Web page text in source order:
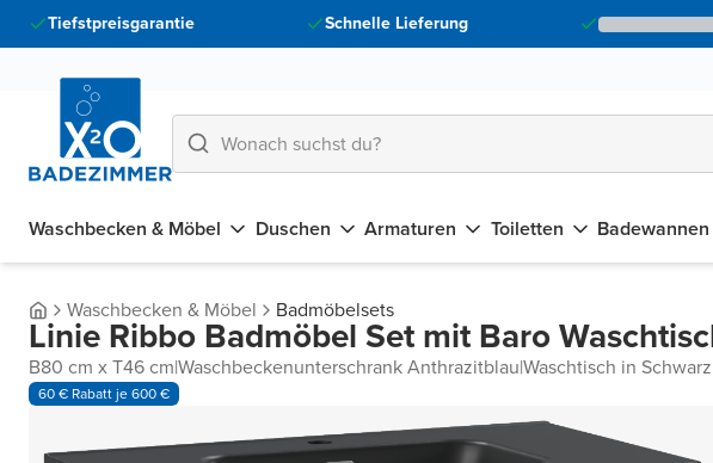
Tiefstpreisgarantie Schnelle Lieferung
Waschbecken & Möbel Duschen Armaturen Toiletten Badewannen
Waschbecken & Möbel Badmöbelsets
Linie Ribbo Badmöbel Set mit Baro
B80 cm x T46 cm|Waschbeckenunterschrank Anthrazitblau|Waschtisch in Schwarz
60 € Rabatt je 600 €